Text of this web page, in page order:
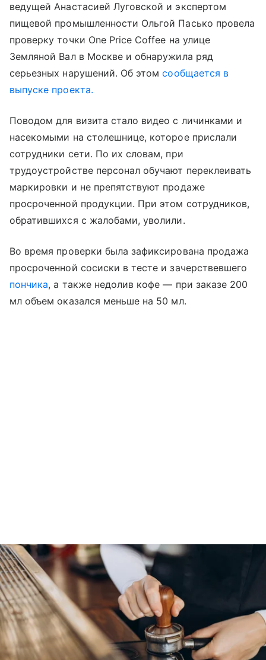
ведущей Анастасией Луговской и экспертом
пищевой промышленности Ольгой Пасько провела
проверку точки One Price Coffee на улице
Земляной Вал в Москве и обнаружила ряд
серьезных нарушений. Об этомсообщается в
выпуске проекта.
Поводом для визита стало видео с личинками и
насекомыми на столешнице, которое прислали
сотрудники сети. По их словам, при
трудоустройстве персонал обучают переклеивать
маркировки и не препятствуют продаже
просроченной продукции. При этом сотрудников,
обратившихся с жалобами, уволили.
Во время проверки была зафиксирована продажа
просроченной сосиски в тесте и зачерствевшего
пончика, а также недолив кофе — при заказе 200
мл объем оказался меньше на 50 мл.